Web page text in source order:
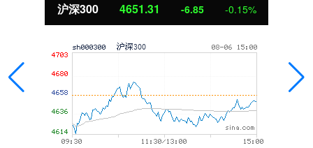
沪深300 4651.31 -6.85 -0.15%